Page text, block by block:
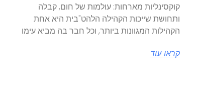
קוקסינליות מארחות: עולמות של חום, קבלה
ותחושת שייכות הקהילה הלהט"בית היא אחת
הקהילות המגוונות ביותר, וכל חבר בה מביא עימו
קראו עוד